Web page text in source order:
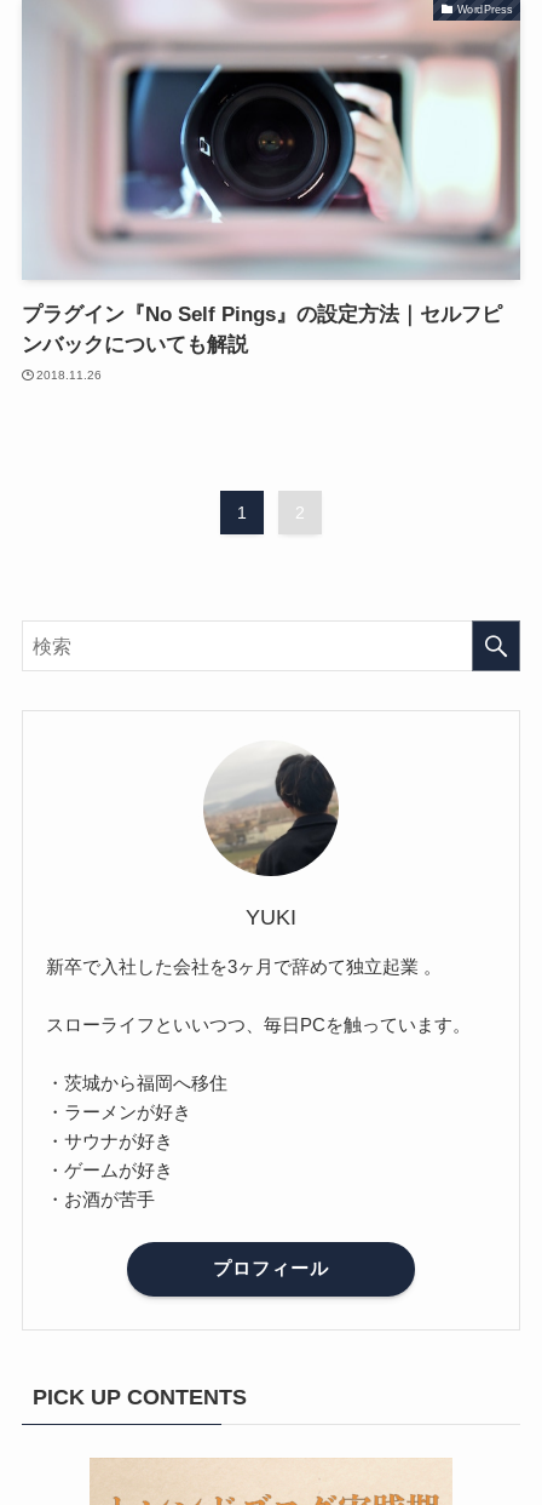
WordPress
プラグイン『No Self Pings』の設定方法｜セルフピ
ンバックについても解説
2018.11.26
1 2
YUKI
新卒で入社した会社を3ヶ月で辞めて独立起業 。
スローライフといいつつ、毎日PCを触っています。
・茨城から福岡へ移住
・ラーメンが好き
・サウナが好き
・ゲームが好き
・お酒が苦手
プロフィール
PICK UP CONTENTS